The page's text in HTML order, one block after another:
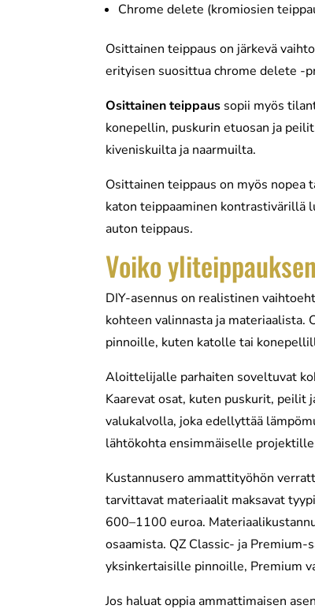
Chrome delete (kromiosien
Osittainen teippaus on järkevä
erityisen suosittua chrome delete -
Osittainen teippaus sopii myös
konepellin, puskurin etuosan ja
kiveniskuilta ja naarmuilta.
Osittainen teippaus on myös
katon teippaaminen kontrastivärillä
auton teippaus.
Voiko
DIY-asennus on realistinen
kohteen valinnasta ja
pinnoille, kuten katolle tai
Aloittelijalle parhaiten soveltuvat
Kaarevat osat, kuten puskurit, peilit
valukalvolla, joka edellyttää
lähtökohta ensimmäiselle
Kustannusero ammattityöhön
tarvittavat materiaalit maksavat
600–1100 euroa.
osaamista. QZ Classic- ja
yksinkertaisille pinnoille, Premium
Jos haluat oppia ammattimaisen